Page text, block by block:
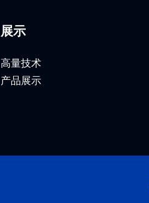
展示
高量技术
产品展示